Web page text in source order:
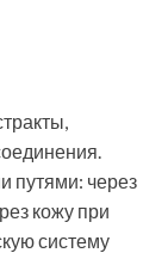
путями: через
кожу при
систему